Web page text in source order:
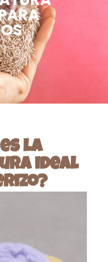
la
ideal